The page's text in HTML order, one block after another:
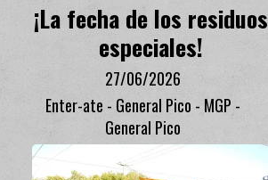
¡La fecha de los residuos
especiales!
Enter-ate - General Pico - MGP -
General Pico
27/06/2026